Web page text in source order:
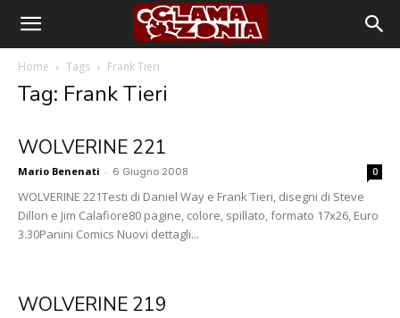
Home Tags Frank Tieri
Tag: Frank Tieri
WOLVERINE 221
Mario Benenati - 6 Giugno 2008 0
WOLVERINE 221Testi di Daniel Way e Frank Tieri, disegni di Steve
Dillon e Jim Calafiore80 pagine, colore, spillato, formato 17x26, Euro
3.30Panini Comics Nuovi dettagli...
WOLVERINE 219